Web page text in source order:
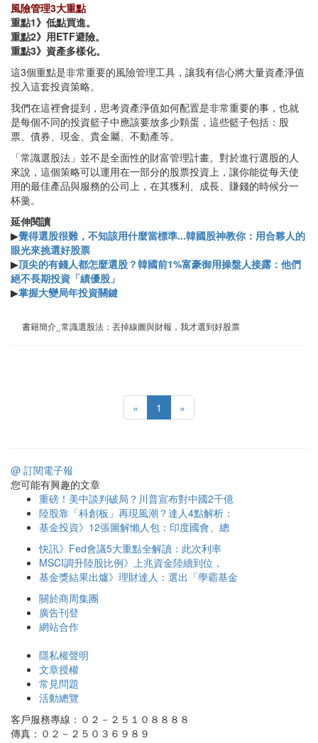
風險管理3大重點
重點1》低點買進。
重點2》用ETF避險。
重點3》資產多樣化。
這3個重點是非常重要的風險管理工具，讓我有信心將大量資產淨值
投入這套投資策略。
我們在這裡會提到，思考資產淨值如何配置是非常重要的事，也就
是每個不同的投資籃子中應該要放多少顆蛋，這些籃子包括：股
票、債券、現金、貴金屬、不動產等。
「常識選股法」並不是全面性的財富管理計畫。對於進行選股的人
來說，這個策略可以運用在一部分的股票投資上，讓你能從每天使
用的最佳產品與服務的公司上，在其獲利、成長、賺錢的時候分一
杯羹。
延伸閱讀
▶覺得選股很難，不知該用什麼當標準...韓國股神教你：用合夥人的
眼光來挑選好股票
▶頂尖的有錢人都怎麼選股？韓國前1%富豪御用操盤人接露：他們
絕不長期投資「績優股」
▶掌握大變局年投資關鍵
書籍簡介_常識選股法：丟掉線圖與財報，我才選到好股票
« 1 »
@ 訂閱電子報
您可能有興趣的文章
重磅！美中談判破局？川普宣布對中國2千億
陸股靠「科創板」再現風潮？達人4點解析：
基金投資》12張圖解懶人包：印度國會、總
快訊》Fed會議5大重點全解讀：此次利率
MSCI調升陸股比例》上兆資金陸續到位，
基金獎結果出爐》理財達人：選出「學霸基金
關於商周集團
廣告刊登
網站合作
隱私權聲明
文章授權
常見問題
活動總覽
客戶服務專線：０２－２５１０８８８８
傳真：０２－２５０３６９８９